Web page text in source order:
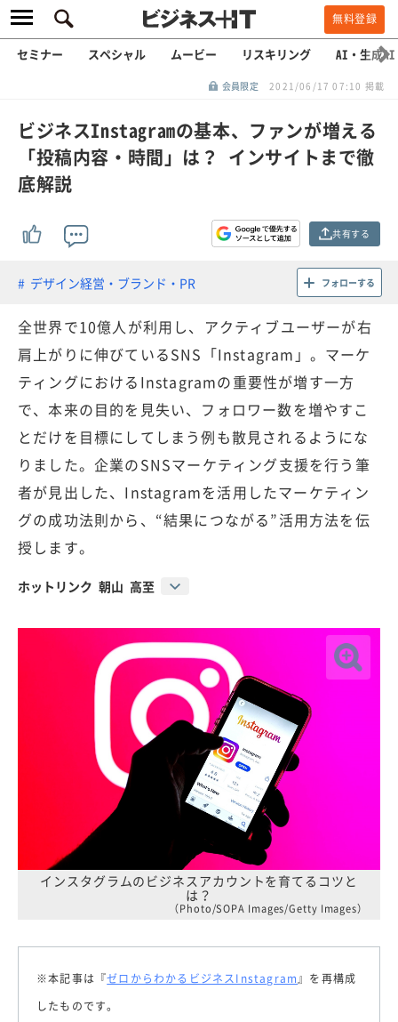
無料登録
セミナー スペシャル ムービー リスキリング AI・生成AI
会員限定 2021/06/17 07:10 掲載
ビジネスInstagramの基本、ファンが増える
「投稿内容・時間」は？ インサイトまで徹
底解説
共有する
デザイン経営・ブランド・PR フォローする
全世界で10億人が利用し、アクティブユーザーが右
肩上がりに伸びているSNS「Instagram」。マーケ
ティングにおけるInstagramの重要性が増す一方
で、本来の目的を見失い、フォロワー数を増やすこ
とだけを目標にしてしまう例も散見されるようにな
りました。企業のSNSマーケティング支援を行う筆
者が見出した、Instagramを活用したマーケティン
グの成功法則から、“結果につながる”活用方法を伝
授します。
ホットリンク 朝山 高至
インスタグラムのビジネスアカウントを育てるコツと
は？
（Photo/SOPA Images/Getty Images）
※本記事は『ゼロからわかるビジネスInstagram』を再構成
したものです。